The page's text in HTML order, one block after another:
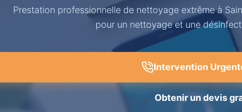
Prestation professionnelle de nettoyage extrême à
pour un nettoyage et une
Intervention
Obtenir un devis